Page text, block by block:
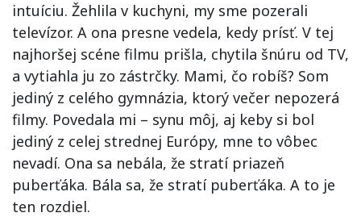
intuíciu. Žehlila v kuchyni, my sme pozerali
televízor. A ona presne vedela, kedy prísť. V tej
najhoršej scéne filmu prišla, chytila šnúru od TV,
a vytiahla ju zo zástrčky. Mami, čo robíš? Som
jediný z celého gymnázia, ktorý večer nepozerá
filmy. Povedala mi – synu môj, aj keby si bol
jediný z celej strednej Európy, mne to vôbec
nevadí. Ona sa nebála, že stratí priazeň
puberťáka. Bála sa, že stratí puberťáka. A to je
ten rozdiel.